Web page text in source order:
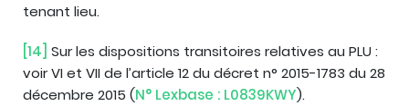
tenant lieu.
[14] Sur les dispositions transitoires relatives au PLU :
voir VI et VII de l’article 12 du décret n° 2015-1783 du 28
décembre 2015 (N° Lexbase : L0839KWY).